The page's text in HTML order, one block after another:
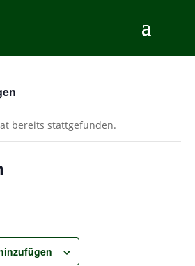
bereits stattgefunden.